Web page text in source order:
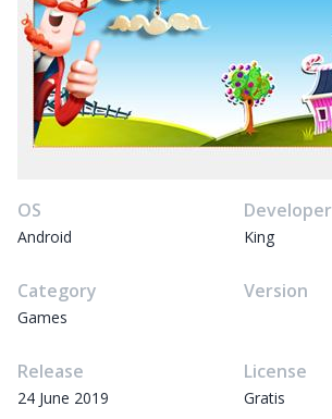
OS
Android
Developer
King
Category
Games
Version
Release
24 June 2019
License
Gratis